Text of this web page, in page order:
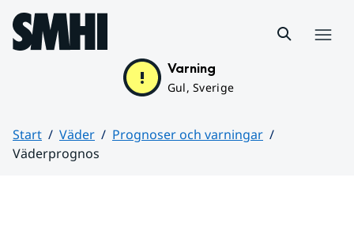
Hoppa till sidans innehåll
Varning
Gul, Sverige
Start Väder
Prognoser och varningar
Väderprognos